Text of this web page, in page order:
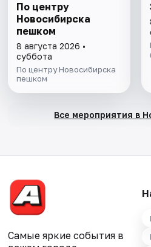
По центру
Новосибирска
пешком
8 августа 2026 •
суббота
По центру Новосибирска
пешком
Все мероприятия в
Самые яркие события в